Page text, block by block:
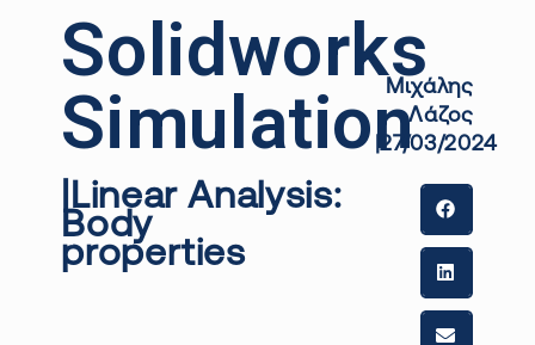
Solidworks
Simulation
|Linear Analysis:
Body
properties
Μιχάλης
Λάζος
|27/03/2024